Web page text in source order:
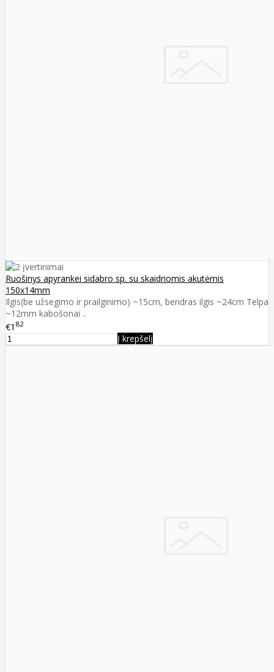
Ruošinys apyrankei sidabro sp. su skaidriomis akutėmis
150x14mm
Ilgis(be užsegimo ir prailginimo) ~15cm, bendras ilgis ~24cm Telpa
~12mm kabošonai ..
€1 82
Į krepšelį